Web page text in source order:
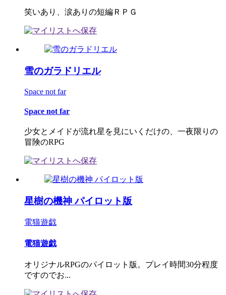
笑いあり、涙ありの短編ＲＰＧ
雪のガラドリエル
Space not far
Space not far
少女とメイドが流れ星を見にいくだけの、一夜限りの
冒険のRPG
星樹の機神 パイロット版
電猫遊戯
電猫遊戯
オリジナルRPGのパイロット版。プレイ時間30分程度
ですのでお...